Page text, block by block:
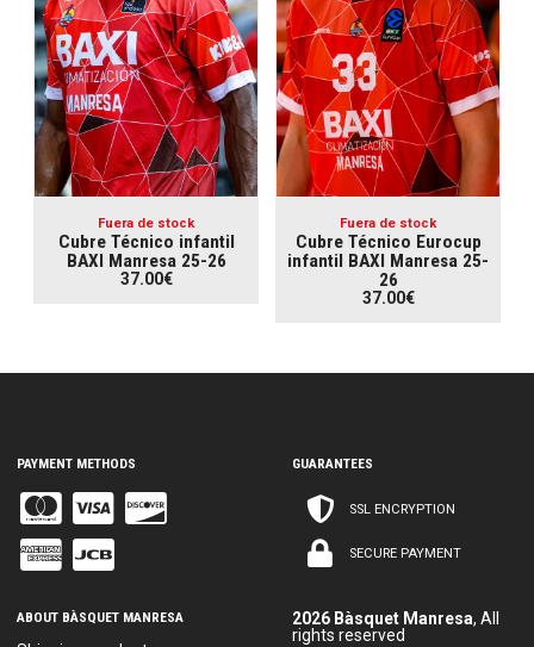
Fuera de stock
Cubre Técnico infantil
BAXI Manresa 25-26
37.00€
Fuera de stock
Cubre Técnico Eurocup
infantil BAXI Manresa 25-
26
37.00€
PAYMENT METHODS GUARANTEES
SSL ENCRYPTION
SECURE PAYMENT
ABOUT BÀSQUET MANRESA 2026 Bàsquet Manresa, All
rights reserved